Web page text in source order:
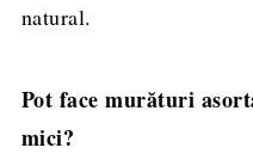
natural.
Pot face murături
mici?